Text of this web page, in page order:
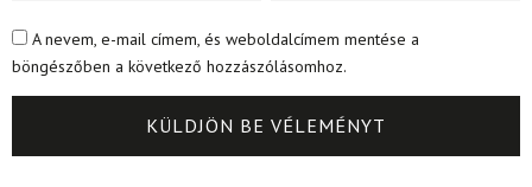
A nevem, e-mail címem, és weboldalcímem mentése a
böngészőben a következő hozzászólásomhoz.